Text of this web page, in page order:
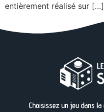
entièrement réalisé sur […]
Choisissez un jeu dans